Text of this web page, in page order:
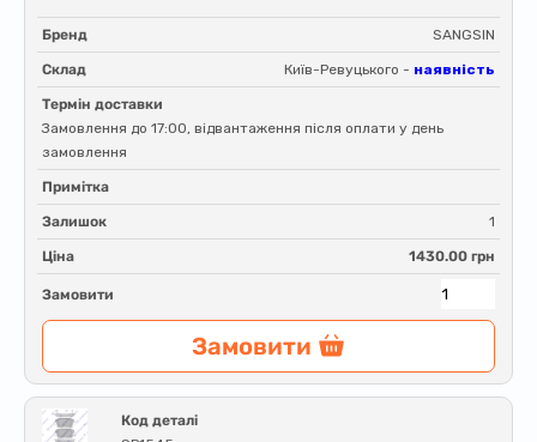
Бренд SANGSIN
Склад Київ-Ревуцького - наявність
Термін доставки
Замовлення до 17:00, відвантаження після оплати у день
замовлення
Примітка
Залишок 1
Ціна 1430.00 грн
Замовити
Замовити
Код деталі